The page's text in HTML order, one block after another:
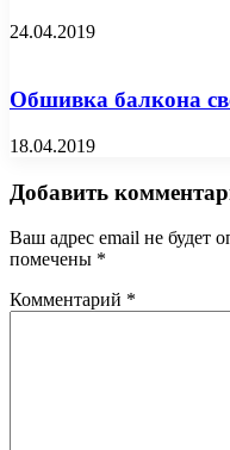
24.04.2019
Обшивка балкона
18.04.2019
Добавить
Ваш адрес email не будет
помечены *
Комментарий *